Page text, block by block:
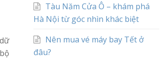
Tàu Năm Cửa Ô – khám phá
Hà Nội từ góc nhìn khác biệt
Nên mua vé máy bay Tết ở
đâu?